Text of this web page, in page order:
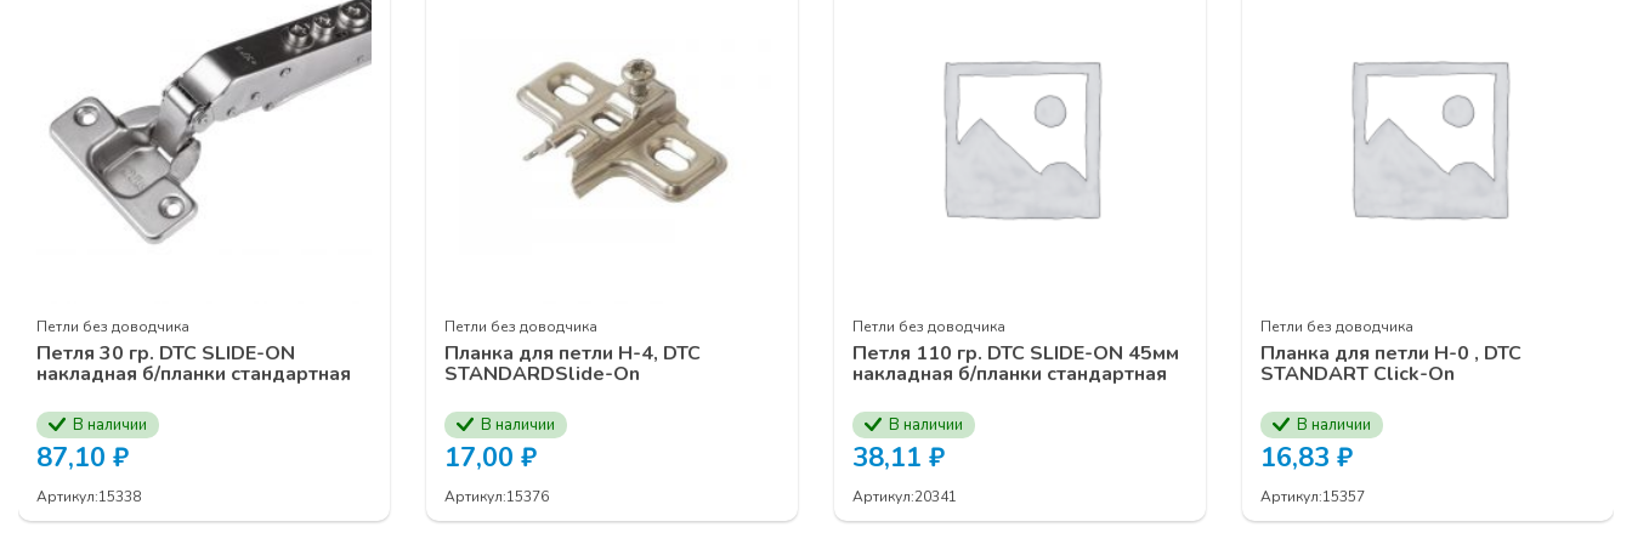
Петли без доводчика
Петля 30 гр. DTC SLIDE-ON
накладная б/планки стандартная
В наличии
87,10 ₽
Артикул:15338
Петли без доводчика
Планка для петли Н-4, DTC
STANDARDSlide-On
В наличии
17,00 ₽
Артикул:15376
Петли без доводчика
Петля 110 гр. DTC SLIDE-ON 45мм
накладная б/планки стандартная
В наличии
38,11 ₽
Артикул:20341
Петли без доводчика
Планка для петли Н-0 , DTC
STANDART Click-On
В наличии
16,83 ₽
Артикул:15357
система MODUS AIR SOFT (black)
Телескопическая подвесная система
Гардеробная системаMODUS
Серия профилейMFдля распашных шкафов
Серия рамочных профилей
ЗАЯВКУ НА УЧАСТИЕ В СЕМИНАРЕ ВЫ МОЖЕТЕ ОСТАВИТЬ У ВАШИХ МЕНЕДЖЕРОВ